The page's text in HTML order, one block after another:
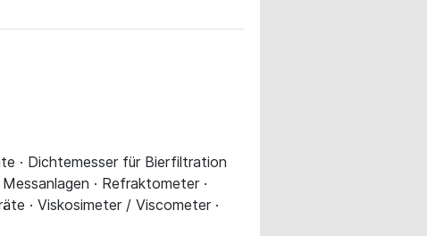
· Dichtemesser für Bierfiltration
· Refraktometer ·
· Viskosimeter / Viscometer ·